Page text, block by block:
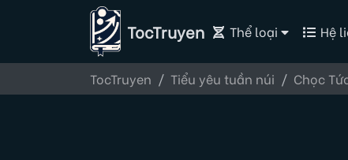
TocTruyen Thể loại Hệ
TocTruyen Tiểu yêu tuần núi Chọc